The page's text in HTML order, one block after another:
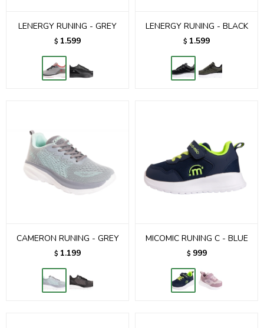
LENERGY RUNING - GREY
$ 1.599
LENERGY RUNING - BLACK
$ 1.599
CAMERON RUNING - GREY
$ 1.199
MICOMIC RUNING C - BLUE
$ 999